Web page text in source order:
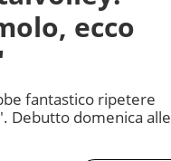
ecco
fantastico ripetere
Debutto domenica alle